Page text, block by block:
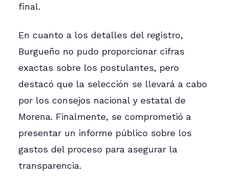
final.
En cuanto a los detalles del registro,
Burgueño no pudo proporcionar cifras
exactas sobre los postulantes, pero
destacó que la selección se llevará a cabo
por los consejos nacional y estatal de
Morena. Finalmente, se comprometió a
presentar un informe público sobre los
gastos del proceso para asegurar la
transparencia.